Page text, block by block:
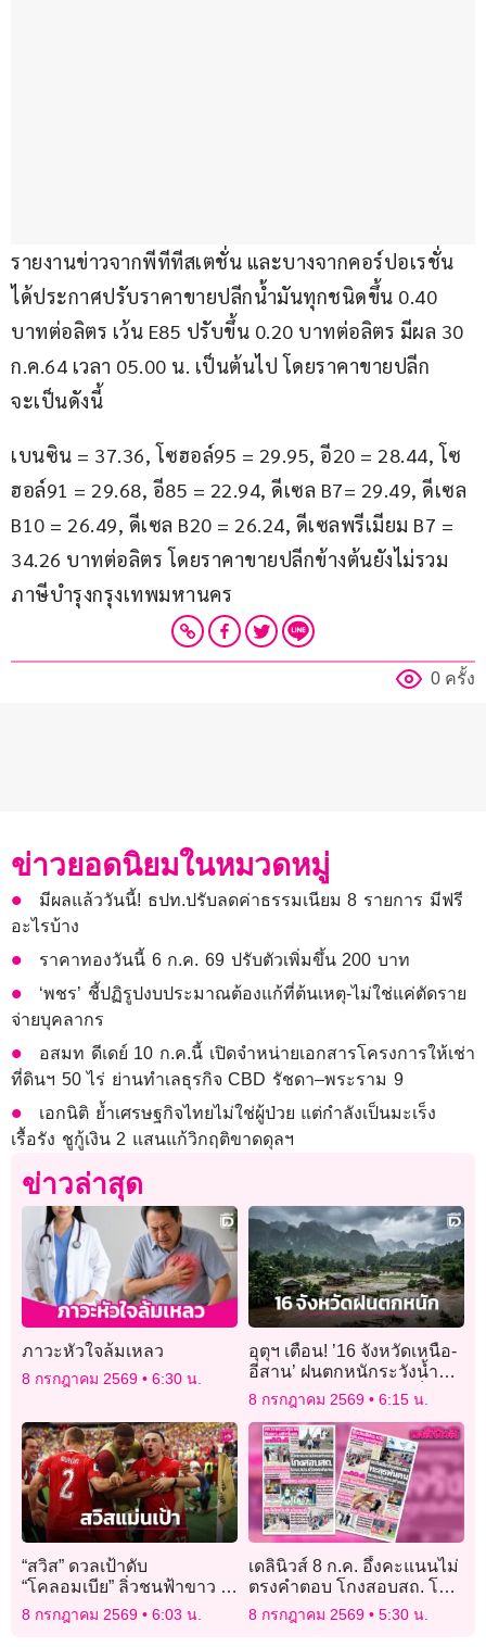
รายงานข่าวจากพีทีทีสเตชั่น และบางจากคอร์ปอเรชั่น
ได้ประกาศปรับราคาขายปลีกน้ำมันทุกชนิดขึ้น 0.40
บาทต่อลิตร เว้น E85 ปรับขึ้น 0.20 บาทต่อลิตร มีผล 30
ก.ค.64 เวลา 05.00 น. เป็นต้นไป โดยราคาขายปลีก
จะเป็นดังนี้
เบนซิน = 37.36, โซฮอล์95 = 29.95, อี20 = 28.44, โซ
ฮอล์91 = 29.68, อี85 = 22.94, ดีเซล B7= 29.49, ดีเซล​
B10 = 26.49,​ ดีเซล​ B20 = 26.24,​ ดีเซลพรีเมียม B7 =
34.26 บาทต่อลิตร โดยราคาขายปลีกข้างต้นยังไม่รวม
ภาษีบำรุงกรุงเทพมหานคร
0 ครั้ง
ข่าวยอดนิยมในหมวดหมู่
มีผลแล้ววันนี้! ธปท.ปรับลดค่าธรรมเนียม 8 รายการ มีฟรี
อะไรบ้าง
ราคาทองวันนี้ 6 ก.ค. 69 ปรับตัวเพิ่มขึ้น 200 บาท
‘พชร’ ชี้ปฏิรูปงบประมาณต้องแก้ที่ต้นเหตุ-ไม่ใช่แค่ตัดราย
จ่ายบุคลากร
อสมท ดีเดย์ 10 ก.ค.นี้ เปิดจำหน่ายเอกสารโครงการให้เช่า
ที่ดินฯ 50 ไร่ ย่านทำเลธุรกิจ CBD รัชดา–พระราม 9
เอกนิติ ย้ำเศรษฐกิจไทยไม่ใช่ผู้ป่วย แต่กำลังเป็นมะเร็ง
เรื้อรัง ชูกู้เงิน 2 แสนแก้วิกฤติขาดดุลฯ
ข่าวล่าสุด
ภาวะหัวใจล้มเหลว
8 กรกฎาคม 2569 6:30 น.
อุตุฯ เตือน! ’16 จังหวัดเหนือ-
อีสาน’ ฝนตกหนักระวังน้ำ
ท่วมฉับพลัน กทม. ตกเล็ก
น้อย 20%
8 กรกฎาคม 2569 6:15 น.
“สวิส” ดวลเป้าดับ
“โคลอมเบีย” ลิ่วชนฟ้าขาว 8
ทีมสุดท้ายบอลโลก
8 กรกฎาคม 2569 6:03 น.
เดลินิวส์ 8 ก.ค. อึ้งคะแนนไม่
ตรงคำตอบ โกงสอบสถ. โยน
ปปช.เชือด5พันคน
8 กรกฎาคม 2569 5:30 น.